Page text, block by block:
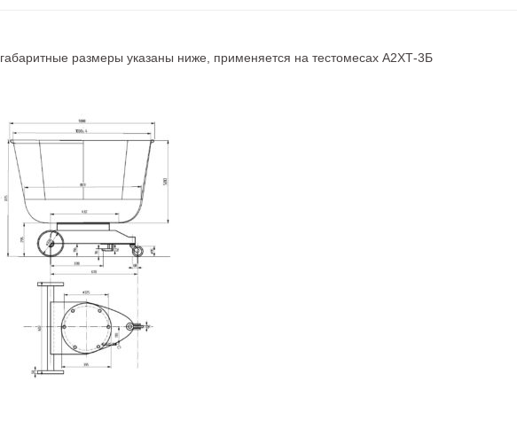
габаритные размеры указаны ниже, применяется на тестомесах А2ХТ-3Б